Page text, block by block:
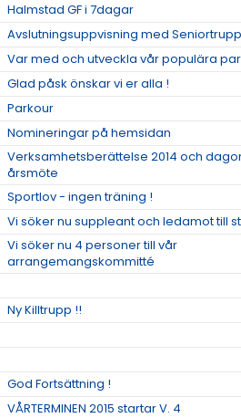
Halmstad GF i 7dagar
Avslutningsuppvisning med
Var med och utveckla vår populära
Glad påsk önskar vi er alla !
Parkour
Nomineringar på hemsidan
Verksamhetsberättelse 2014 och
årsmöte
Sportlov - ingen träning !
Vi söker nu suppleant och ledamot till
Vi söker nu 4 personer till vår
arrangemangskommitté
Ny Killtrupp !!
God Fortsättning !
VÅRTERMINEN 2015 startar V. 4